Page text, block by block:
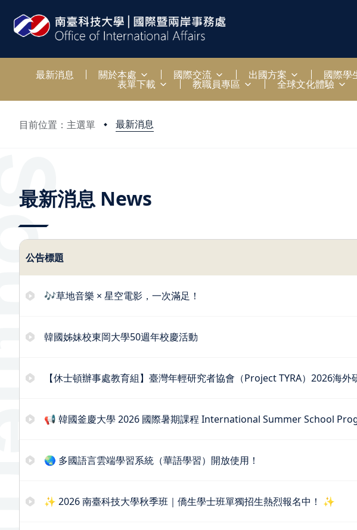
最新消息 關於本處 國際交流 出國方案 國際學
表單下載 教職員專區 全球文化體驗
目前位置：主選單 最新消息
最新消息 News
公告標題
🎶草地音樂 × 星空電影，一次滿足！
韓國姊妹校東岡大學50週年校慶活動
【休士頓辦事處教育組】臺灣年輕研究者協會（Project TYRA）2026海
📢 韓國釜慶大學 2026 國際暑期課程 International Summer School
🌏 多國語言雲端學習系統（華語學習）開放使用！
✨ 2026 南臺科技大學秋季班｜僑生學士班單獨招生熱烈報名中！ ✨